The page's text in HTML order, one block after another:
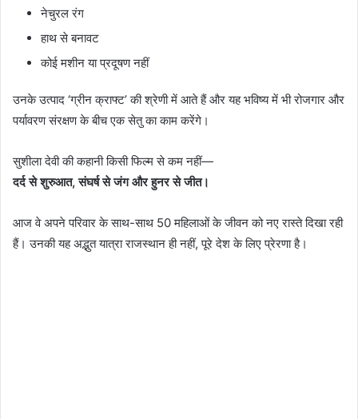
नेचुरल रंग
हाथ से बनावट
कोई मशीन या प्रदूषण नहीं
उनके उत्पाद ‘ग्रीन क्राफ्ट’ की श्रेणी में आते हैं और यह भविष्य में भी रोजगार और
पर्यावरण संरक्षण के बीच एक सेतु का काम करेंगे।
सुशीला देवी की कहानी किसी फिल्म से कम नहीं—
दर्द से शुरुआत, संघर्ष से जंग और हुनर से जीत।
आज वे अपने परिवार के साथ-साथ 50 महिलाओं के जीवन को नए रास्ते दिखा रही
हैं। उनकी यह अद्भुत यात्रा राजस्थान ही नहीं, पूरे देश के लिए प्रेरणा है।